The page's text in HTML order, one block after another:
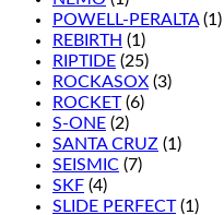
POWELL-PERALTA (1)
REBIRTH (1)
RIPTIDE (25)
ROCKASOX (3)
ROCKET (6)
S-ONE (2)
SANTA CRUZ (1)
SEISMIC (7)
SKF (4)
SLIDE PERFECT (1)